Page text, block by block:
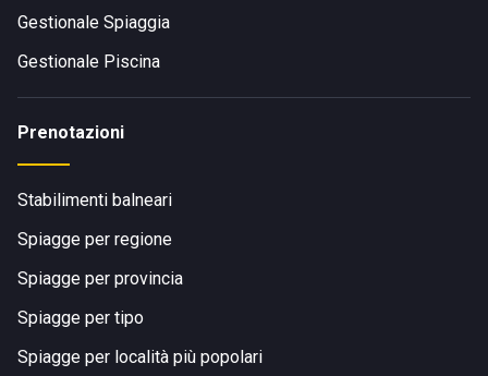
Gestionale Spiaggia
Gestionale Piscina
Prenotazioni
Stabilimenti balneari
Spiagge per regione
Spiagge per provincia
Spiagge per tipo
Spiagge per località più popolari